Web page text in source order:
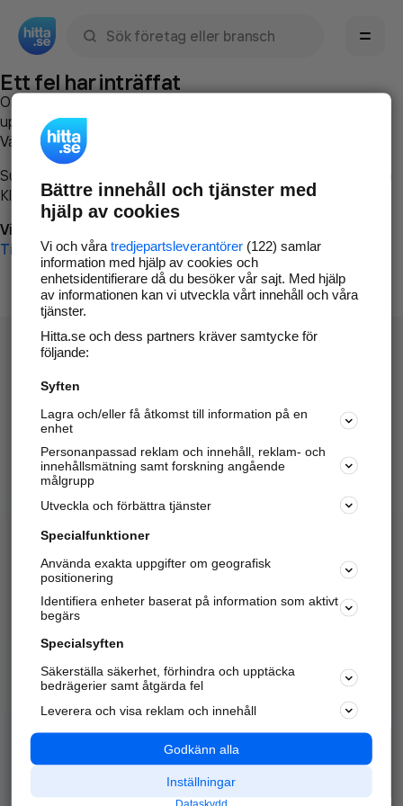
Ett fel har inträffat
Om du vill kan du
uppstod så att vi lättare och snabbare kan avhjälpa det.
Vänligen försök med följande:
Surfa till
Klicka påTillbaka-knappen i webbläsaren och försök igen
Vi beklagar besväret!
Till startsidan
Hitta.se - Gratis nummerupplysning.
Sök företag, personer och platser.
Hitta telefonnummer, adresser, företagsinfo mm.
Marknadsför företaget
Kom igång och annonsera mot
samarbetspartners nära dig.
Alla kategorier
Populära sökningar
API & Kartor
Annonsera
Integritet
Nödnummer
Bättre innehåll och tjänster med
hjälp av cookies
Vi och våra tredjepartsleverantörer(122) samlar
information med hjälp av cookies och
enhetsidentifierare då du besöker vår sajt. Med hjälp
av informationen kan vi utveckla vårt innehåll och våra
tjänster.
Hitta.se och dess partners kräver samtycke för
följande:
Syften
Lagra och/eller få åtkomst till information på en
enhet
Personanpassad reklam och innehåll, reklam- och
innehållsmätning samt forskning angående
målgrupp
Utveckla och förbättra tjänster
Specialfunktioner
Använda exakta uppgifter om geografisk
positionering
Identifiera enheter baserat på information som aktivt
begärs
Specialsyften
Säkerställa säkerhet, förhindra och upptäcka
bedrägerier samt åtgärda fel
Leverera och visa reklam och innehåll
Godkänn alla
Inställningar
Dataskydd